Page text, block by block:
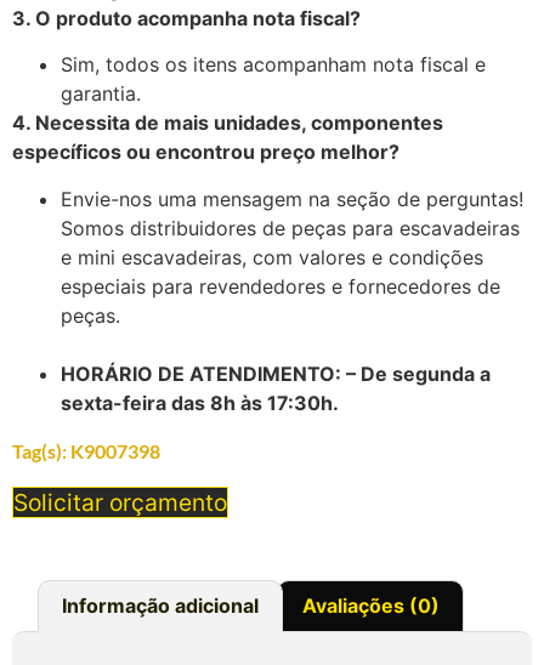
3. O produto acompanha nota fiscal?
Sim, todos os itens acompanham nota fiscal e
garantia.
4. Necessita de mais unidades, componentes
específicos ou encontrou preço melhor?
Envie-nos uma mensagem na seção de perguntas!
Somos distribuidores de peças para escavadeiras
e mini escavadeiras, com valores e condições
especiais para revendedores e fornecedores de
peças.
HORÁRIO DE ATENDIMENTO: – De segunda a
sexta-feira das 8h às 17:30h.
Tag(s): K9007398
Solicitar orçamento
Informação adicional Avaliações (0)